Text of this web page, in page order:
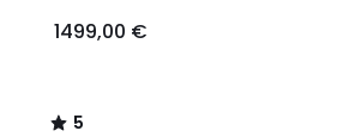
1499,00 €
5